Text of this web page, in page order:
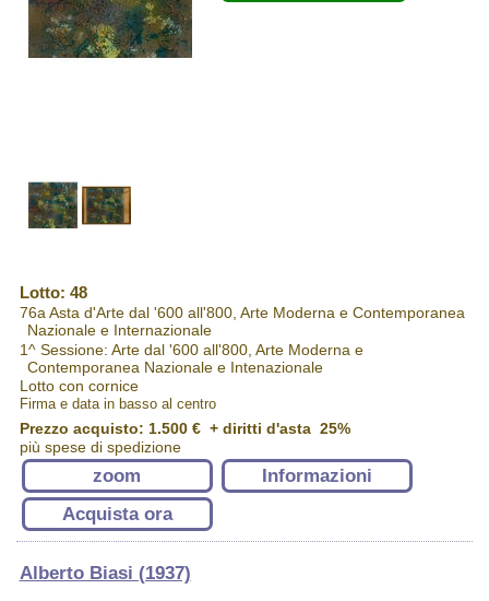
Lotto: 48
76a Asta d'Arte dal '600 all'800, Arte Moderna e Contemporanea
Nazionale e Internazionale
1^ Sessione: Arte dal '600 all'800, Arte Moderna e
Contemporanea Nazionale e Intenazionale
Lotto con cornice
Firma e data in basso al centro
Prezzo acquisto: 1.500 €+ diritti d'asta 25%
più spese di spedizione
zoom
Informazioni
Acquista ora
Alberto Biasi (1937)